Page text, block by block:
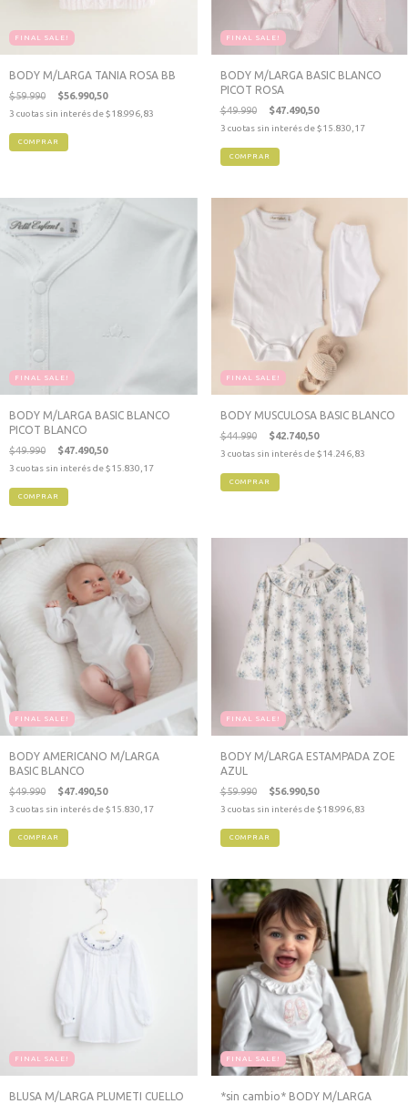
FINAL SALE!
BODY M/LARGA TANIA ROSA BB
$59.990 $56.990,50
3 cuotas sin interés de$18.996,83
COMPRAR
FINAL SALE!
BODY M/LARGA BASIC BLANCO
PICOT ROSA
$49.990 $47.490,50
3 cuotas sin interés de$15.830,17
COMPRAR
FINAL SALE!
BODY M/LARGA BASIC BLANCO
PICOT BLANCO
$49.990 $47.490,50
3 cuotas sin interés de$15.830,17
COMPRAR
FINAL SALE!
BODY MUSCULOSA BASIC BLANCO
$44.990 $42.740,50
3 cuotas sin interés de$14.246,83
COMPRAR
FINAL SALE!
BODY AMERICANO M/LARGA
BASIC BLANCO
$49.990 $47.490,50
3 cuotas sin interés de$15.830,17
COMPRAR
FINAL SALE!
BODY M/LARGA ESTAMPADA ZOE
AZUL
$59.990 $56.990,50
3 cuotas sin interés de$18.996,83
COMPRAR
FINAL SALE!
BLUSA M/LARGA PLUMETI CUELLO
FINAL SALE!
*sin cambio* BODY M/LARGA